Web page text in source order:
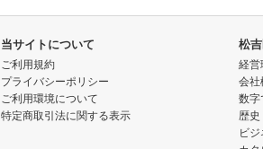
当サイトについて
ご利用規約
プライバシーポリシー
ご利用環境について
特定商取引法に関する表示
松
経営
会社
数字
歴史
ビ